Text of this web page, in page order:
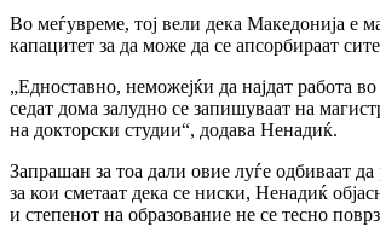
Во меѓувреме, тој вели дека Македонија е
капацитет за да може да се апсорбираат
„Едноставно, неможејќи да најдат работа
седат дома залудно се запишуваат на
на докторски студии“, додава Ненадиќ.
Запрашан за тоа дали овие луѓе одбиваат да
за кои сметаат дека се ниски, Ненадиќ
и степенот на образование не се тесно